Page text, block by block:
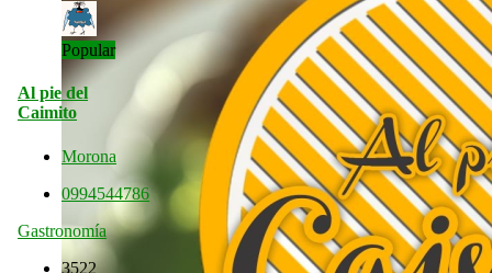
Popular
Al pie del
Caimito
Morona
0994544786
Gastronomía
3522